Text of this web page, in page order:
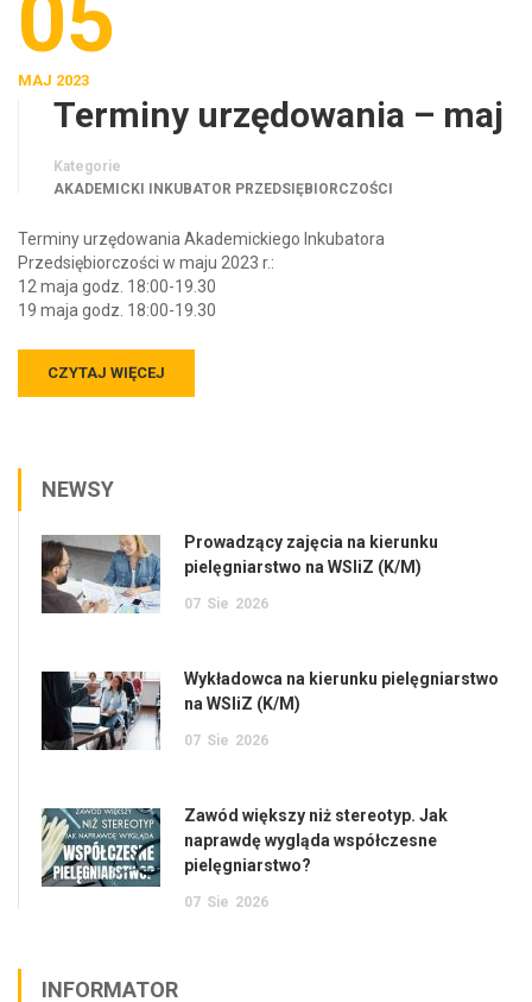
05
MAJ 2023
Terminy urzędowania – maj
Kategorie
AKADEMICKI INKUBATOR PRZEDSIĘBIORCZOŚCI
Terminy urzędowania Akademickiego Inkubatora
Przedsiębiorczości w maju 2023 r.:
12 maja godz. 18:00-19.30
19 maja godz. 18:00-19.30
CZYTAJ WIĘCEJ
NEWSY
Prowadzący zajęcia na kierunku
pielęgniarstwo na WSIiZ (K/M)
07 Sie 2026
Wykładowca na kierunku pielęgniarstwo
na WSIiZ (K/M)
07 Sie 2026
Zawód większy niż stereotyp. Jak
naprawdę wygląda współczesne
pielęgniarstwo?
07 Sie 2026
INFORMATOR